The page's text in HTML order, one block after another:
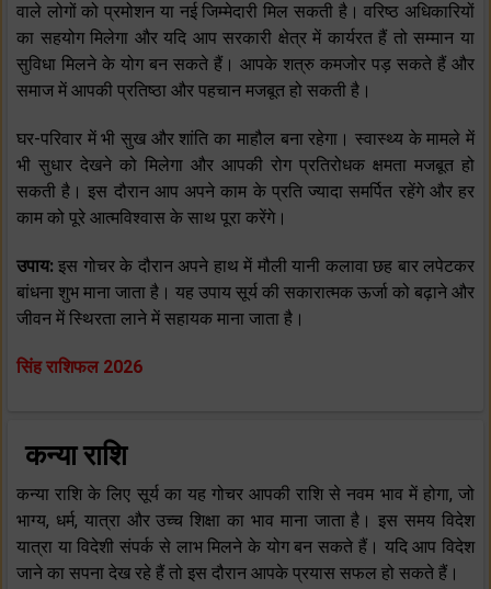
वाले लोगों को प्रमोशन या नई जिम्मेदारी मिल सकती है। वरिष्ठ अधिकारियों
का सहयोग मिलेगा और यदि आप सरकारी क्षेत्र में कार्यरत हैं तो सम्मान या
सुविधा मिलने के योग बन सकते हैं। आपके शत्रु कमजोर पड़ सकते हैं और
समाज में आपकी प्रतिष्ठा और पहचान मजबूत हो सकती है।
घर-परिवार में भी सुख और शांति का माहौल बना रहेगा। स्वास्थ्य के मामले में
भी सुधार देखने को मिलेगा और आपकी रोग प्रतिरोधक क्षमता मजबूत हो
सकती है। इस दौरान आप अपने काम के प्रति ज्यादा समर्पित रहेंगे और हर
काम को पूरे आत्मविश्वास के साथ पूरा करेंगे।
उपाय:इस गोचर के दौरान अपने हाथ में मौली यानी कलावा छह बार लपेटकर
बांधना शुभ माना जाता है। यह उपाय सूर्य की सकारात्मक ऊर्जा को बढ़ाने और
जीवन में स्थिरता लाने में सहायक माना जाता है।
सिंह राशिफल 2026
कन्या राशि
कन्या राशि के लिए सूर्य का यह गोचर आपकी राशि से नवम भाव में होगा, जो
भाग्य, धर्म, यात्रा और उच्च शिक्षा का भाव माना जाता है। इस समय विदेश
यात्रा या विदेशी संपर्क से लाभ मिलने के योग बन सकते हैं। यदि आप विदेश
जाने का सपना देख रहे हैं तो इस दौरान आपके प्रयास सफल हो सकते हैं।